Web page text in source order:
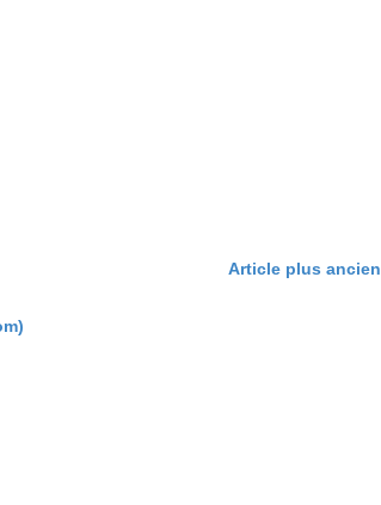
Article plus ancien